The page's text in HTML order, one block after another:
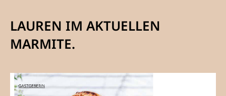
LAUREN IM AKTUELLEN
MARMITE.